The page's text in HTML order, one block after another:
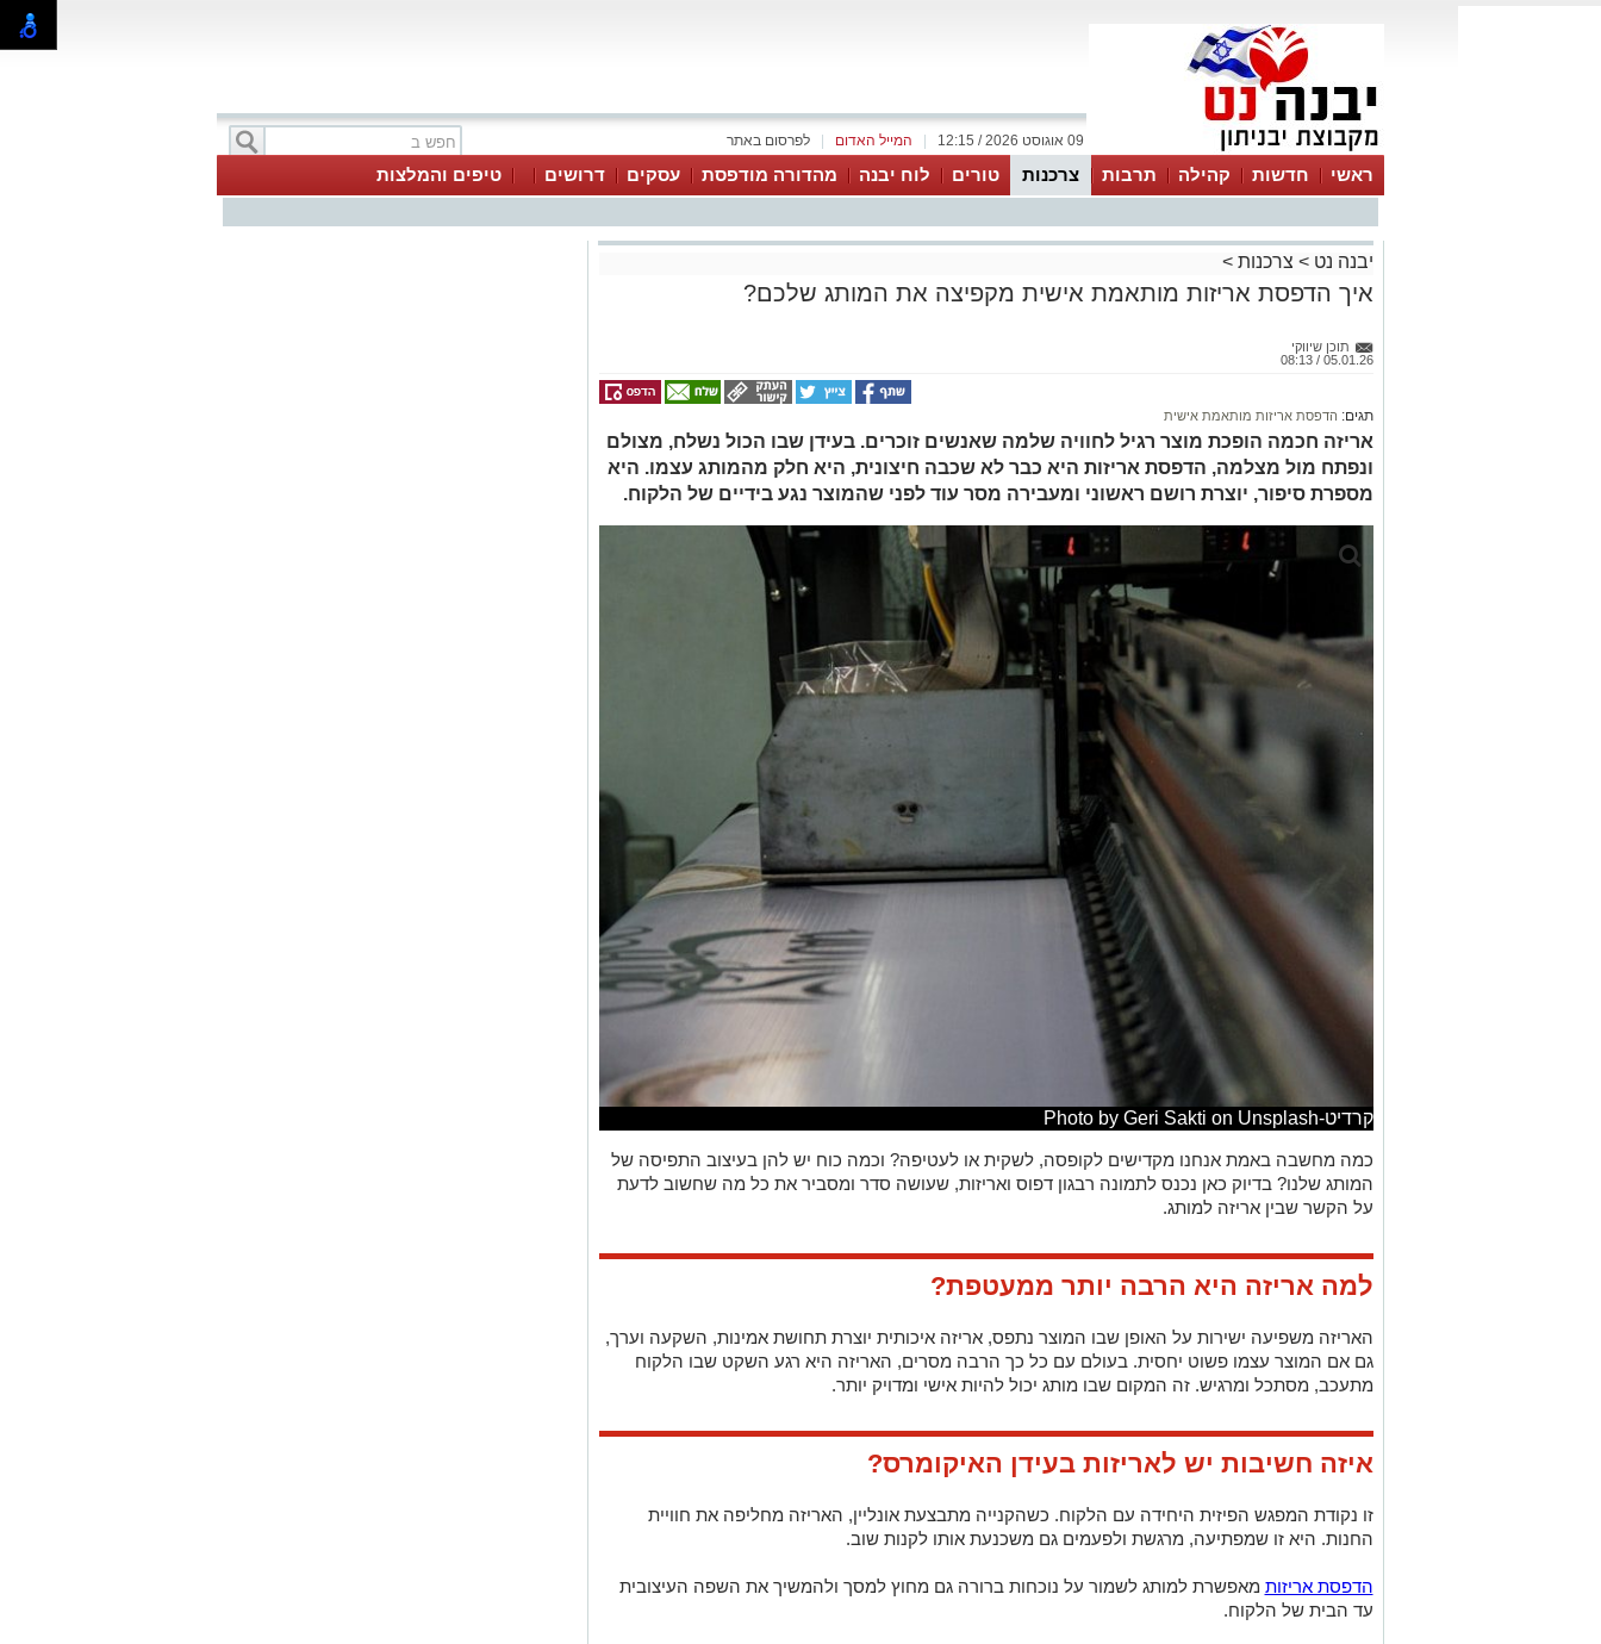
לפרסום באתר המייל האדום 09 אוגוסט 2026 / 12:15
ראשי חדשות קהילה תרבות צרכנות טורים לוח יבנה מהדורה מודפסת עסקים דרושים טיפים והמלצות
יבנה נט> צרכנות >
איך הדפסת אריזות מותאמת אישית מקפיצה את המותג שלכם?
תוכן שיווקי
05.01.26 / 08:13
תגים: הדפסת אריזות מותאמת אישית
אריזה חכמה הופכת מוצר רגיל לחוויה שלמה שאנשים זוכרים. בעידן שבו הכול נשלח, מצולם
ונפתח מול מצלמה, הדפסת אריזות היא כבר לא שכבה חיצונית, היא חלק מהמותג עצמו. היא
מספרת סיפור, יוצרת רושם ראשוני ומעבירה מסר עוד לפני שהמוצר נגע בידיים של הלקוח.
קרדיט-Photo by Geri Sakti on Unsplash
כמה מחשבה באמת אנחנו מקדישים לקופסה, לשקית או לעטיפה? וכמה כוח יש להן בעיצוב התפיסה של
המותג שלנו? בדיוק כאן נכנס לתמונה רבגון דפוס ואריזות, שעושה סדר ומסביר את כל מה שחשוב לדעת
על הקשר שבין אריזה למותג.
למה אריזה היא הרבה יותר ממעטפת?
האריזה משפיעה ישירות על האופן שבו המוצר נתפס, אריזה איכותית יוצרת תחושת אמינות, השקעה וערך,
גם אם המוצר עצמו פשוט יחסית. בעולם עם כל כך הרבה מסרים, האריזה היא רגע השקט שבו הלקוח
מתעכב, מסתכל ומרגיש. זה המקום שבו מותג יכול להיות אישי ומדויק יותר.
איזה חשיבות יש לאריזות בעידן האיקומרס?
זו נקודת המפגש הפיזית היחידה עם הלקוח. כשהקנייה מתבצעת אונליין, האריזה מחליפה את חוויית
החנות. היא זו שמפתיעה, מרגשת ולפעמים גם משכנעת אותו לקנות שוב.
הדפסת אריזות מאפשרת למותג לשמור על נוכחות ברורה גם מחוץ למסך ולהמשיך את השפה העיצובית
עד הבית של הלקוח.